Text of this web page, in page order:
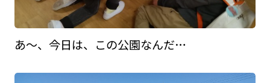
あ～、今日は、この公園なんだ…